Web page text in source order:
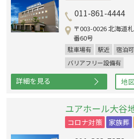
011-861-4444
〒003-0026 北海道
番60号
駐車場有 駅近 宿泊可
バリアフリー設備有
詳細を見る 地
ユアホール大谷
コロナ対策 家族葬